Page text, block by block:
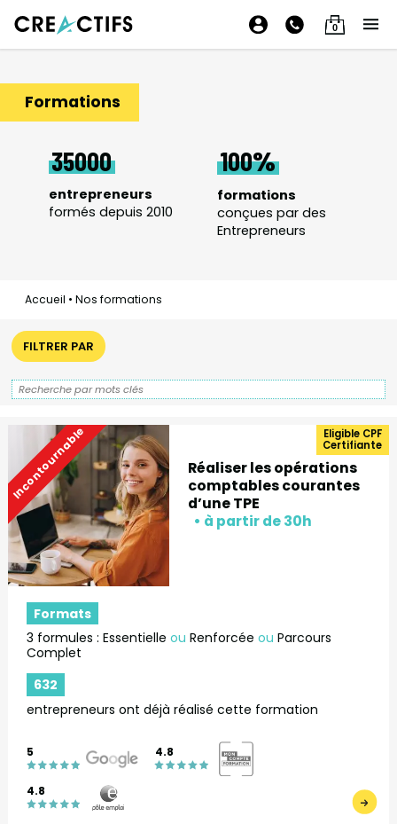
0
Formations
35000
entrepreneurs
formés depuis 2010
100
formations
conçues par des
Entrepreneurs
Accueil • Nos formations
FILTRER PAR
Incontournable
Eligible CPF
Certifiante
Réaliser les opérations
comptables courantes
d’une TPE
Formats
3 formules : Essentielleou Renforcéeou Parcours
Complet
632
entrepreneurs ont déjà réalisé cette formation
5 4.8
4.8